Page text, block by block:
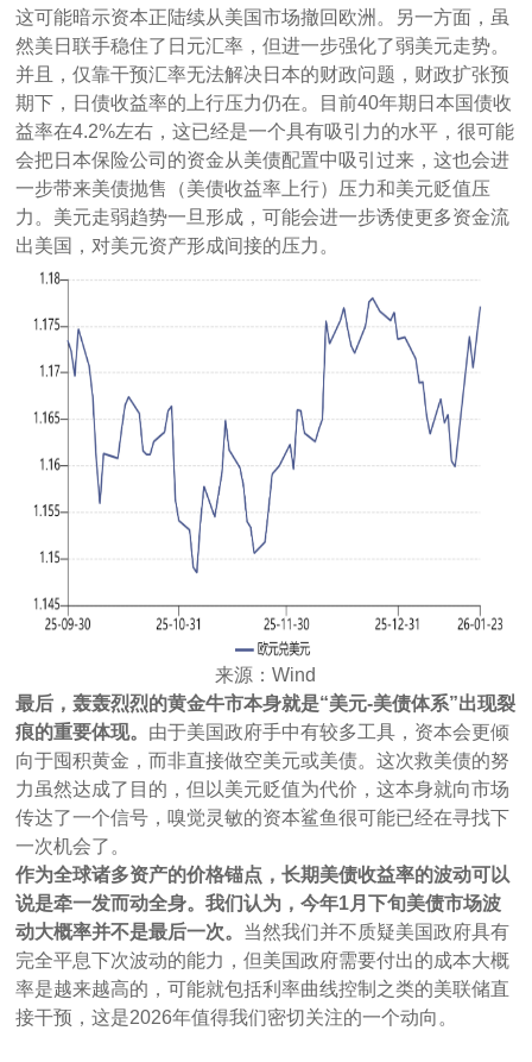
这可能暗示资本正陆续从美国市场撤回欧洲。另一方面，虽
然美日联手稳住了日元汇率，但进一步强化了弱美元走势。
并且，仅靠干预汇率无法解决日本的财政问题，财政扩张预
期下，日债收益率的上行压力仍在。目前40年期日本国债收
益率在4.2%左右，这已经是一个具有吸引力的水平，很可能
会把日本保险公司的资金从美债配置中吸引过来，这也会进
一步带来美债抛售（美债收益率上行）压力和美元贬值压
力。美元走弱趋势一旦形成，可能会进一步诱使更多资金流
出美国，对美元资产形成间接的压力。
来源：Wind
最后，轰轰烈烈的黄金牛市本身就是“美元-美债体系”出现裂
痕的重要体现。 由于美国政府手中有较多工具，资本会更倾
向于囤积黄金，而非直接做空美元或美债。这次救美债的努
力虽然达成了目的，但以美元贬值为代价，这本身就向市场
传达了一个信号，嗅觉灵敏的资本鲨鱼很可能已经在寻找下
一次机会了。
作为全球诸多资产的价格锚点，长期美债收益率的波动可以
说是牵一发而动全身。我们认为，今年1月下旬美债市场波
动大概率并不是最后一次。 当然我们并不质疑美国政府具有
完全平息下次波动的能力，但美国政府需要付出的成本大概
率是越来越高的，可能就包括利率曲线控制之类的美联储直
接干预，这是2026年值得我们密切关注的一个动向。